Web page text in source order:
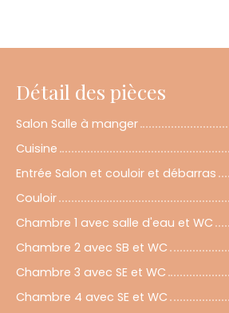
Détail des pièces
Salon Salle à manger
Cuisine
Entrée Salon et couloir et débarras
Couloir
Chambre 1 avec salle d'eau et WC
Chambre 2 avec SB et WC
Chambre 3 avec SE et WC
Chambre 4 avec SE et WC